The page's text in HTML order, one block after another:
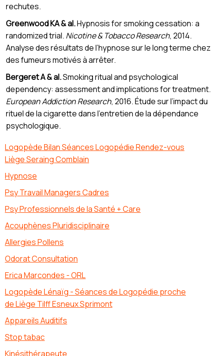
rechutes.
Greenwood KA & al.Hypnosis for smoking cessation: a
randomized trial. Nicotine & Tobacco Research, 2014.
Analyse des résultats de l’hypnose sur le long terme chez
des fumeurs motivés à arrêter.
Bergeret A & al.Smoking ritual and psychological
dependency: assessment and implications for treatment.
European Addiction Research, 2016. Étude sur l’impact du
rituel de la cigarette dans l’entretien de la dépendance
psychologique.
Logopède Bilan Séances Logopédie Rendez-vous
Liège Seraing Comblain
Hypnose
Psy Travail Managers Cadres
Psy Professionnels de la Santé + Care
Acouphènes Pluridisciplinaire
Allergies Pollens
Odorat Consultation
Erica Marcondes - ORL
Logopède Lénaïg - Séances de Logopédie proche
de Liège Tilff Esneux Sprimont
Appareils Auditifs
Stop tabac
Kinésithérapeute